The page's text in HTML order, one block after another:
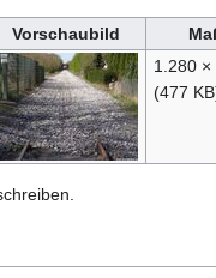
Vorschaubild
1.280 ×
(477